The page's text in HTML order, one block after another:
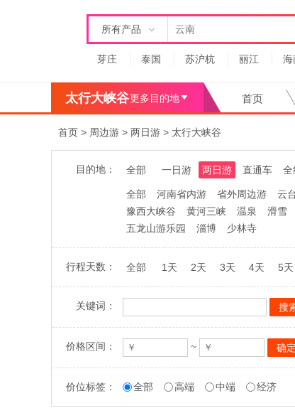
所有产品
芽庄 泰国 苏沪杭 丽江 海
更多目的地
太行大峡谷 首页
首页 > 周边游 > 两日游 > 太行大峡谷
目的地： 全部 一日游 两日游 直通车 全
全部 河南省内游 省外周边游 云
豫西大峡谷
黄河三峡 温泉 滑雪
五龙山游乐园
淄博 少林寺
行程天数： 全部 1天 2天 3天 4天 5天
关键词：
价格区间： ~
价位标签： 全部 高端 中端 经济